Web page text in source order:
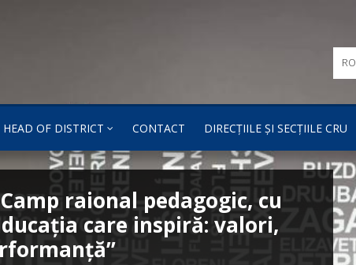
HEAD OF DISTRICT CONTACT DIRECȚIILE ȘI SECȚIILE CRU
RO
raional pedagogic, cu
care inspiră: valori,